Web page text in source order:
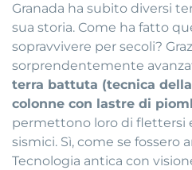
Granada ha subito diversi
sua storia. Come ha fatto
sopravvivere per secoli?
sorprendentemente
terra battuta (tecnica
colonne con lastre di
permettono loro di flettersi
sismici. Sì, come se fossero
Tecnologia antica con